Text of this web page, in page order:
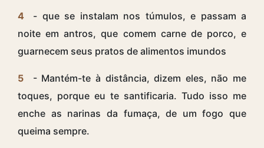
4
- que se instalam nos túmulos, e passam a
noite em antros, que comem carne de porco, e
guarnecem seus pratos de alimentos imundos
5
- Mantém-te à distância, dizem eles, não me
toques, porque eu te santificaria. Tudo isso me
enche as narinas da fumaça, de um fogo que
queima sempre.